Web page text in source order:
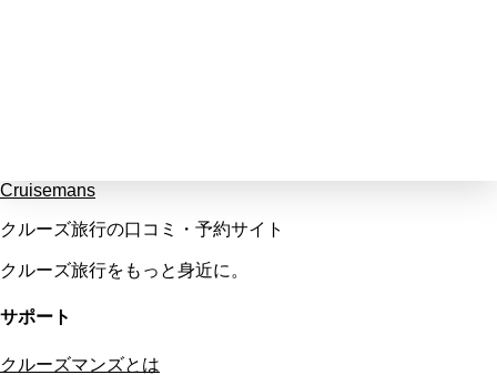
Cruisemans
クルーズ旅行の口コミ・予約サイト
クルーズ旅行をもっと身近に。
サポート
クルーズマンズとは